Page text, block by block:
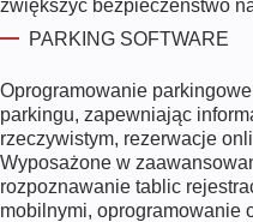
zwiększyć bezpieczeństwo
PARKING SOFTWARE
Oprogramowanie
parkingu, zapewniając
rzeczywistym, rezerwacje
Wyposażone w
rozpoznawanie tablic
mobilnymi, oprogramowanie